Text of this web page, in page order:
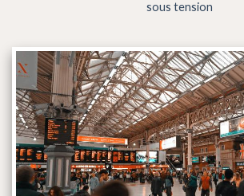
sous tension